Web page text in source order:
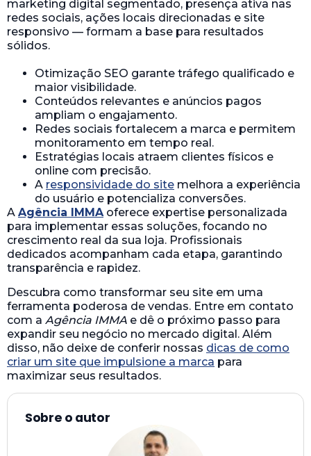
marketing digital segmentado, presença ativa nas
redes sociais, ações locais direcionadas e site
responsivo — formam a base para resultados
sólidos.
Otimização SEO garante tráfego qualificado e
maior visibilidade.
Conteúdos relevantes e anúncios pagos
ampliam o engajamento.
Redes sociais fortalecem a marca e permitem
monitoramento em tempo real.
Estratégias locais atraem clientes físicos e
online com precisão.
A responsividade do site melhora a experiência
do usuário e potencializa conversões.
A Agência IMMAoferece expertise personalizada
para implementar essas soluções, focando no
crescimento real da sua loja. Profissionais
dedicados acompanham cada etapa, garantindo
transparência e rapidez.
Descubra como transformar seu site em uma
ferramenta poderosa de vendas. Entre em contato
com a Agência IMMA e dê o próximo passo para
expandir seu negócio no mercado digital. Além
disso, não deixe de conferir nossas dicas de como
criar um site que impulsione a marca para
maximizar seus resultados.
Sobre o autor